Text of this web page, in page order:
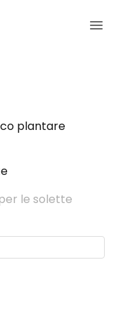
plantare
le solette